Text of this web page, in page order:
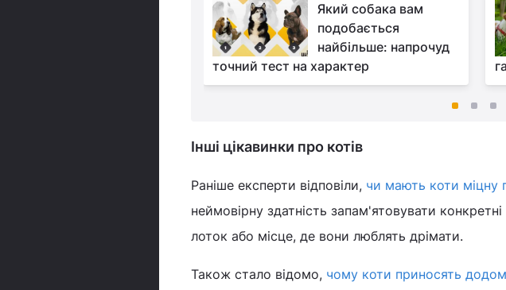
Який собака вам
подобається
найбільше: напрочуд
точний тест на характер
Інші цікавинки про котів
Раніше експерти відповіли, чи мають коти міцну
неймовірну здатність запам'ятовувати
лоток або місце, де вони люблять дрімати.
Також стало відомо, чому коти приносять